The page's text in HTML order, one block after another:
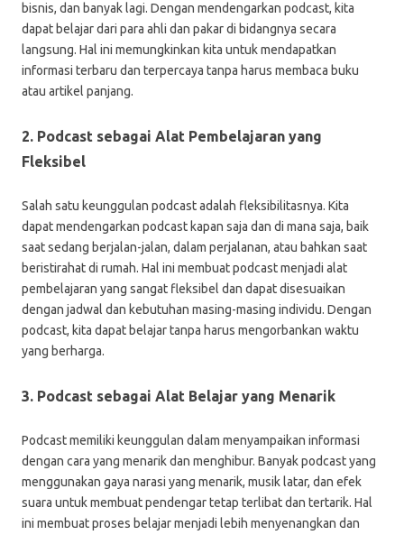
bisnis, dan banyak lagi. Dengan mendengarkan podcast, kita
dapat belajar dari para ahli dan pakar di bidangnya secara
langsung. Hal ini memungkinkan kita untuk mendapatkan
informasi terbaru dan terpercaya tanpa harus membaca buku
atau artikel panjang.
2. Podcast sebagai Alat Pembelajaran yang
Fleksibel
Salah satu keunggulan podcast adalah fleksibilitasnya. Kita
dapat mendengarkan podcast kapan saja dan di mana saja, baik
saat sedang berjalan-jalan, dalam perjalanan, atau bahkan saat
beristirahat di rumah. Hal ini membuat podcast menjadi alat
pembelajaran yang sangat fleksibel dan dapat disesuaikan
dengan jadwal dan kebutuhan masing-masing individu. Dengan
podcast, kita dapat belajar tanpa harus mengorbankan waktu
yang berharga.
3. Podcast sebagai Alat Belajar yang Menarik
Podcast memiliki keunggulan dalam menyampaikan informasi
dengan cara yang menarik dan menghibur. Banyak podcast yang
menggunakan gaya narasi yang menarik, musik latar, dan efek
suara untuk membuat pendengar tetap terlibat dan tertarik. Hal
ini membuat proses belajar menjadi lebih menyenangkan dan